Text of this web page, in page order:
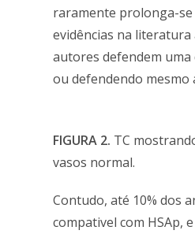
raramente prolonga-se
evidências na
autores defendem
ou defendendo mesmo
FIGURA 2. TC
vasos normal.
Contudo, até 10% dos
compativel com HSAp,